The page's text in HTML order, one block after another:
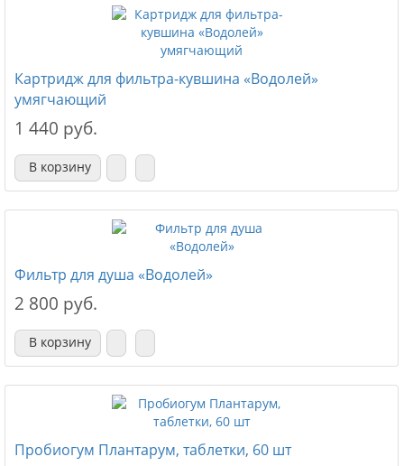
Картридж для фильтра-кувшина «Водолей»
умягчающий
1 440 руб.
В корзину
Фильтр для душа «Водолей»
2 800 руб.
В корзину
Пробиогум Плантарум, таблетки, 60 шт